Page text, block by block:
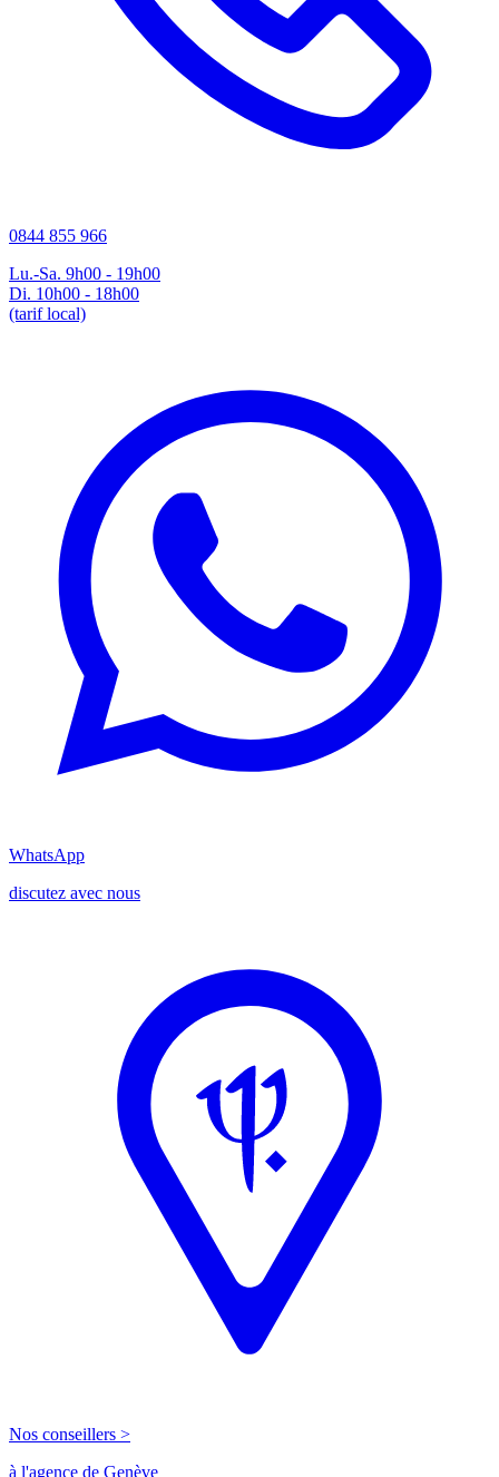
0844 855 966
Lu.-Sa. 9h00 - 19h00
Di. 10h00 - 18h00
(tarif local)
WhatsApp
discutez avec nous
Nos conseillers >
à l'agence de Genève